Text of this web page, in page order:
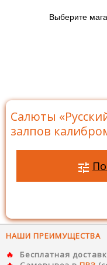
Выберите
Салюты
залпов
НАШИ ПРЕИМУЩЕСТВА
Бесплатная